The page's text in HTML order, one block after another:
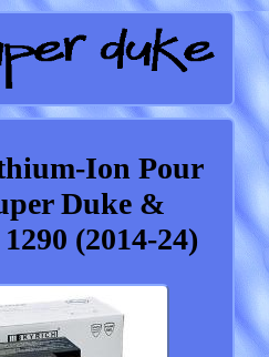
Ion Pour
Duke &
(2014-24)